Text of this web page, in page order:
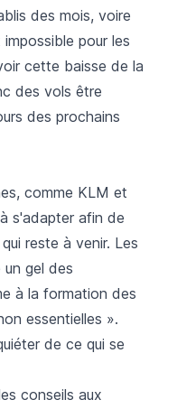
des mois, voire
pour les
cette baisse de la
des vols être
des prochains
comme KLM et
s'adapter afin de
reste à venir. Les
gel des
à la formation des
essentielles ».
de ce qui se
conseils aux